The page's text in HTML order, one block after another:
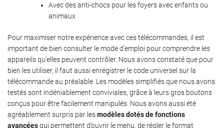
Avec des anti-chocs pour les foyers avec enfants ou
animaux
Pour maximiser notre expérience avec ces télécommandes, il est
important de bien consulter le mode d’emploi pour comprendre les
appareils qu’elles peuvent contrôler. Nous avons constaté que pour
bien les utiliser, il faut aussi enregistrer le code universel sur la
télécommande au préalable. Les modèles simplifiés que nous avons
testés sont indéniablement conviviales, grâce à leurs gros boutons
conçus pour être facilement manipulés. Nous avons aussi été
agréablement surpris par lesmodèles dotés de fonctions
avancéesqui permettent d’ouvrir le menu, de régler le format